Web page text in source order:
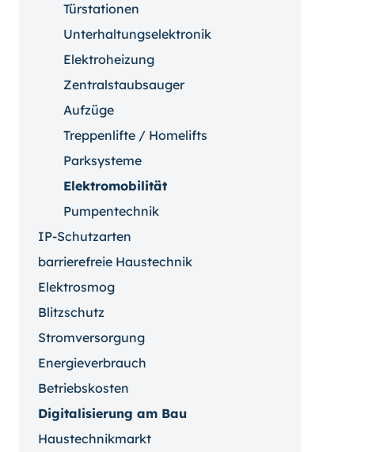
Türstationen
Unterhaltungselektronik
Elektroheizung
Zentralstaubsauger
Aufzüge
Treppenlifte / Homelifts
Parksysteme
Elektromobilität
Pumpentechnik
IP-Schutzarten
barrierefreie Haustechnik
Elektrosmog
Blitzschutz
Stromversorgung
Energieverbrauch
Betriebskosten
Digitalisierung am Bau
Haustechnikmarkt